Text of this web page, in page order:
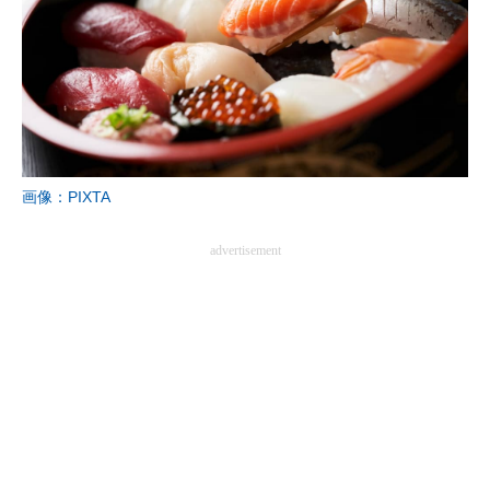
ビジネスと働き方のヒント
AI活用のいまが分かる
企業ITのトレンドを詳説
経営リーダーのコミュニティ
画像：PIXTA
advertisement